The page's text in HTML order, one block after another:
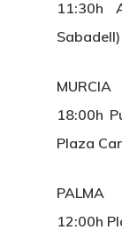
11:30h
Sabadell)
MURCIA
18:00h
Plaza
PALMA
12:00h